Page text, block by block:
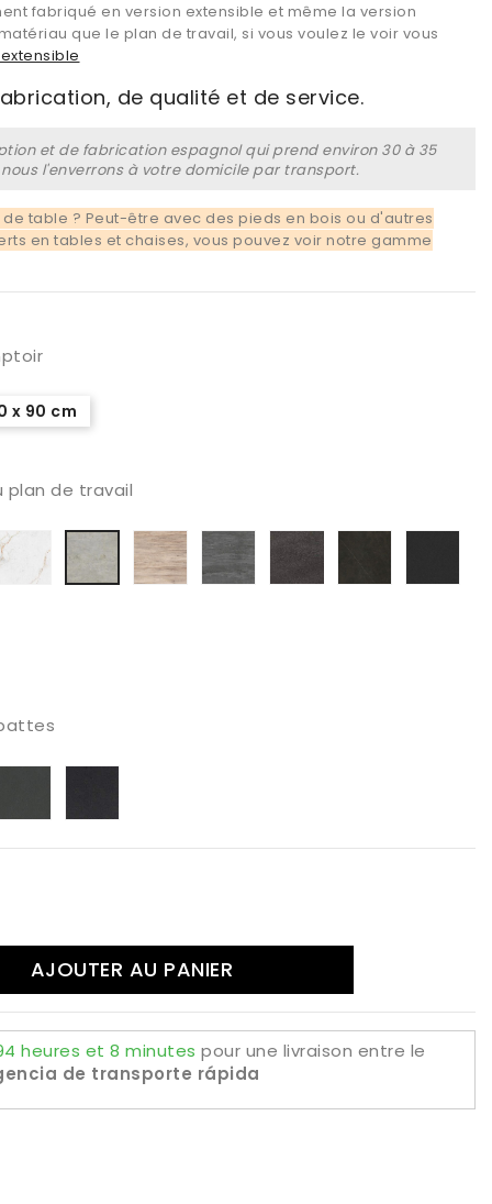
fabriqué en version extensible et même la version
que le plan de travail, si vous voulez le voir vous
de qualité et de service.
et de fabrication espagnol qui prend environ 30 à 35
l'enverrons à votre domicile par transport.
table ? Peut-être avec des pieds en bois ou d'autres
en tables et chaises, vous pouvez voir notre gamme
x 90 cm
plan de travail
Abu
Dhabi
Ceramiqué
Beton
Ceramiqué
Sabbia
VeneciaGrey
AJOUTER AU PANIER
heures et 8 minutes pour une livraison entre le
de transporte rápida